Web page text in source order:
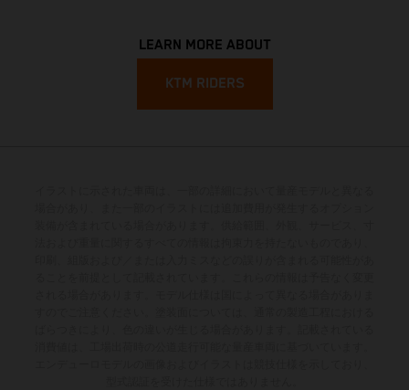
LEARN MORE ABOUT
KTM RIDERS